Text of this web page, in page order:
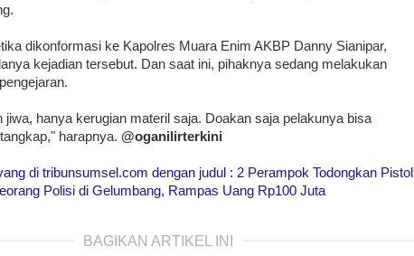
dikonformasi ke Kapolres Muara Enim AKBP Danny Sianipar,
kejadian tersebut. Dan saat ini, pihaknya sedang melakukan
jiwa, hanya kerugian materil saja. Doakan saja pelakunya bisa
harapnya. @oganilirterkini
di tribunsumsel.com dengan judul : 2 Perampok Todongkan Pistol
Polisi di Gelumbang, Rampas Uang Rp100 Juta
BAGIKAN ARTIKEL INI